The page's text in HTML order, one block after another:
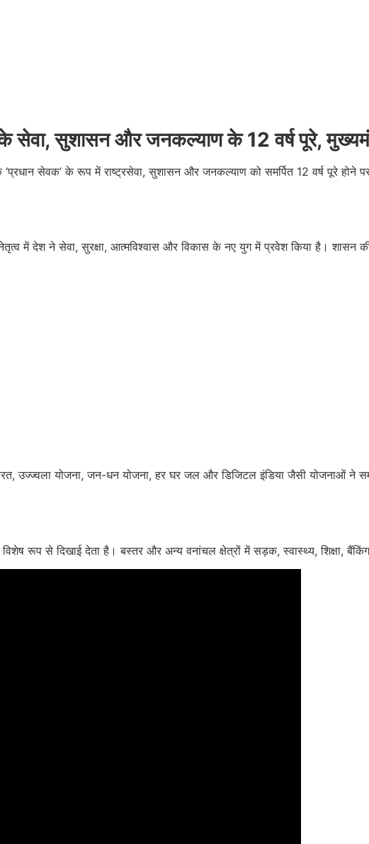
के सेवा, सुशासन और जनकल्याण के 12 वर्ष पूरे,
‘प्रधान सेवक’ के रूप में राष्ट्रसेवा, सुशासन और जनकल्याण को समर्पित 12 वर्ष पूरे होने
में देश ने सेवा, सुरक्षा, आत्मविश्वास और विकास के नए युग में प्रवेश किया है। शासन
उज्ज्वला योजना, जन-धन योजना, हर घर जल और डिजिटल इंडिया जैसी योजनाओं ने
विशेष रूप से दिखाई देता है। बस्तर और अन्य वनांचल क्षेत्रों में सड़क, स्वास्थ्य, शिक्षा,